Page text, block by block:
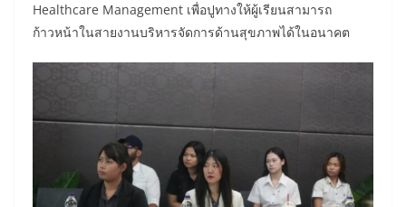
Healthcare Management เพื่อปูทางให้ผู้เรียนสามารถ
ก้าวหน้าในสายงานบริหารจัดการด้านสุขภาพได้ในอนาคต